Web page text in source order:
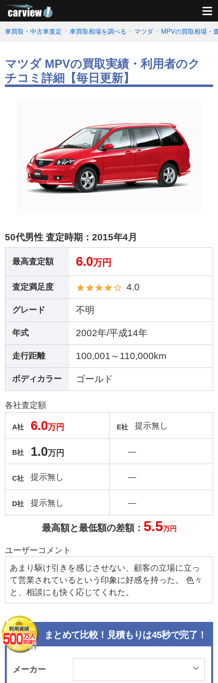
車買取・中古車査定 車買取相場を調べる マツダ MPVの買取相場・
マツダ MPVの買取実績・利用者のク
チコミ詳細【毎日更新】
50代男性 査定時期： 2015年4月
最高査定額 6.0万円
査定満足度 4.0
グレード 不明
年式 2002年/平成14年
走行距離 100,001～110,000km
ボディカラー ゴールド
各社査定額
A社 6.0万円
B社 1.0万円
C社 提示無し
D社 提示無し
E社 提示無し
―
―
―
最高額と最低額の差額： 5.5万円
ユーザーコメント
あまり駆け引きを感じさせない、顧客の立場に立っ
て営業されているという印象に好感を持った。 色々
と、相談にも快く応じてくれた。
まとめて比較！見積もりは45秒で完了！
メーカー